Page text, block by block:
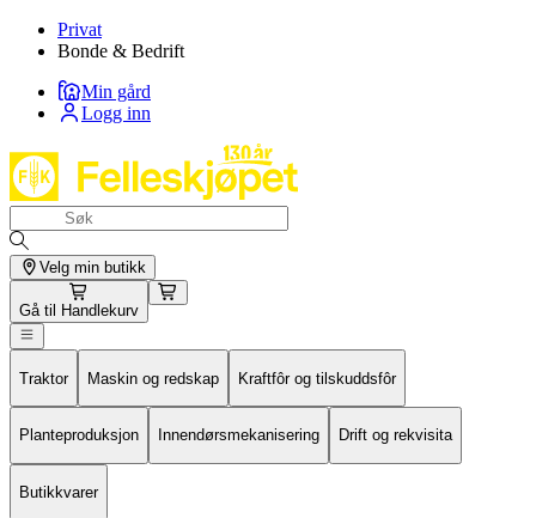
Privat
Bonde & Bedrift
Min gård
Logg inn
Velg min butikk
Gå til Handlekurv
Traktor Maskin og redskap Kraftfôr og tilskuddsfôr
Planteproduksjon Innendørsmekanisering Drift og rekvisita
Butikkvarer